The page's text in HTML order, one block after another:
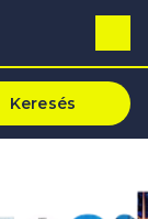
Keresés